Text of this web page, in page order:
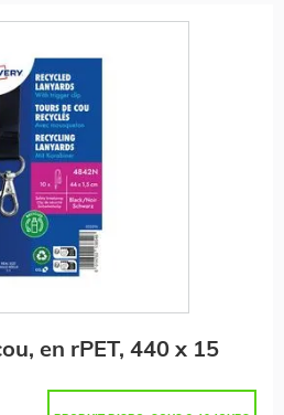
en rPET, 440 x 15